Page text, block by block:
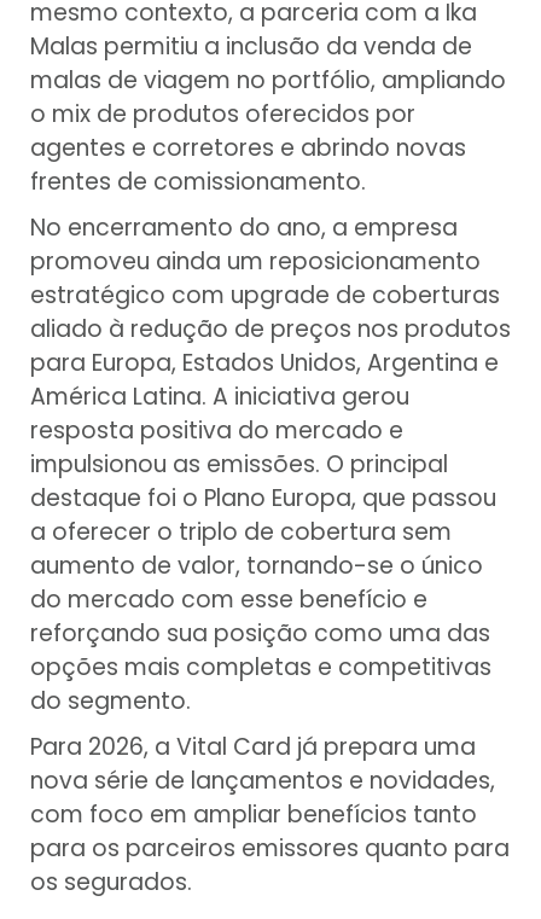
mesmo contexto, a parceria com a Ika
Malas permitiu a inclusão da venda de
malas de viagem no portfólio, ampliando
o mix de produtos oferecidos por
agentes e corretores e abrindo novas
frentes de comissionamento.
No encerramento do ano, a empresa
promoveu ainda um reposicionamento
estratégico com upgrade de coberturas
aliado à redução de preços nos produtos
para Europa, Estados Unidos, Argentina e
América Latina. A iniciativa gerou
resposta positiva do mercado e
impulsionou as emissões. O principal
destaque foi o Plano Europa, que passou
a oferecer o triplo de cobertura sem
aumento de valor, tornando-se o único
do mercado com esse benefício e
reforçando sua posição como uma das
opções mais completas e competitivas
do segmento.
Para 2026, a Vital Card já prepara uma
nova série de lançamentos e novidades,
com foco em ampliar benefícios tanto
para os parceiros emissores quanto para
os segurados.